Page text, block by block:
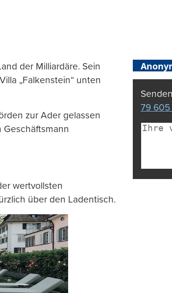
der Milliardäre. Sein
„Falkenstein“ unten
zur Ader gelassen
wertvollsten
über den Ladentisch.
79